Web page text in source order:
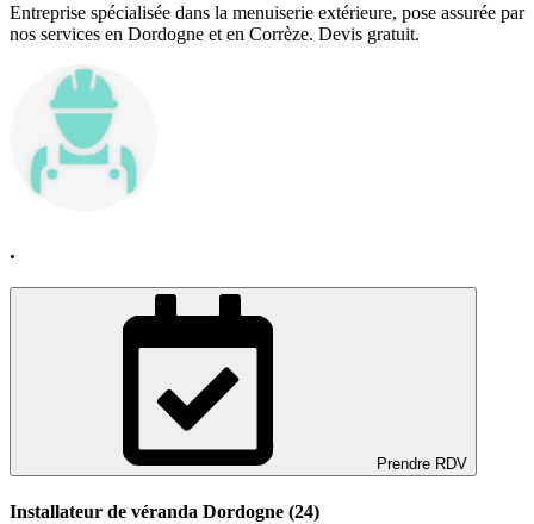
Entreprise spécialisée dans la menuiserie extérieure, pose assurée par
nos services en Dordogne et en Corrèze. Devis gratuit.
.
Prendre RDV
Installateur de véranda Dordogne (24)